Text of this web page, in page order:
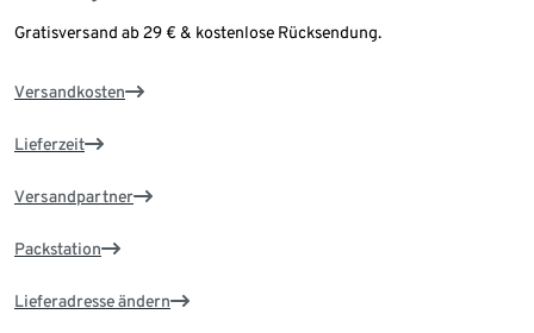
Gratisversand ab 29 € & kostenlose Rücksendung.
Versandkosten
Lieferzeit
Versandpartner
Packstation
Lieferadresse ändern